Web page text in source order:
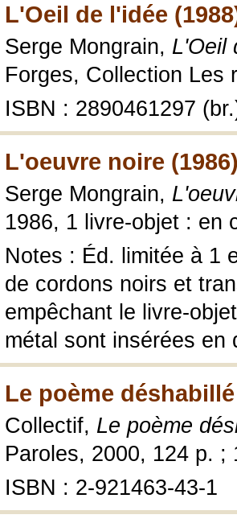
L'Oeil de l'idée
Serge Mongrain, L'Oeil
Forges, Collection Les
ISBN : 2890461297
L'oeuvre noire
Serge Mongrain,
1986, 1 livre-objet : en
Notes : Éd. limitée à 1
de cordons noirs et
empêchant le livre-
métal sont insérées en
Le poème
Collectif, Le poème
Paroles, 2000, 124 p. ;
ISBN : 2-921463-43-1